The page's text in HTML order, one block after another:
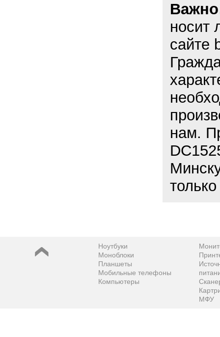
носит
сайте
нам.
Ноутбуки
Моноблоки
Планшеты
Мобильные телефоны
Компьютеры
МФУ